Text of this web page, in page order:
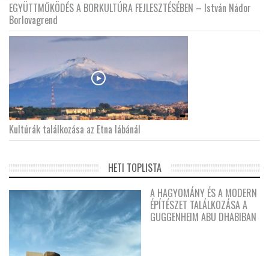
EGYÜTTMŰKÖDÉS A BORKULTÚRA FEJLESZTÉSÉBEN – István Nádor
Borlovagrend
Kultúrák találkozása az Etna lábánál
HETI TOPLISTA
A HAGYOMÁNY ÉS A MODERN
ÉPÍTÉSZET TALÁLKOZÁSA A
GUGGENHEIM ABU DHABIBAN